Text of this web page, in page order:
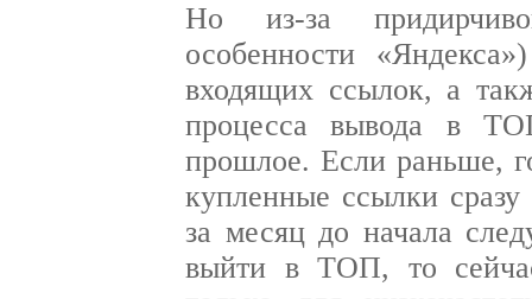
Но из-за
особенности
входящих ссылок, а
процесса вывода в
прошлое. Если раньше,
купленные ссылки
за месяц до начала
выйти в ТОП, то сейчас